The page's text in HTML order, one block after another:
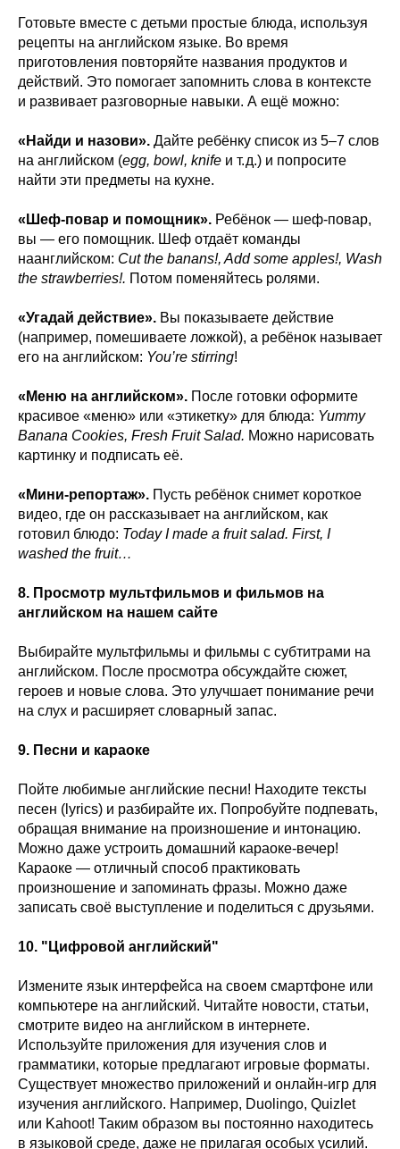
Готовьте вместе с детьми простые блюда, используя
рецепты на английском языке. Во время
приготовления повторяйте названия продуктов и
действий. Это помогает запомнить слова в контексте
и развивает разговорные навыки. А ещё можно:
«Найди и назови». Дайте ребёнку список из 5–7 слов
на английском (egg, bowl, knife и т. д.) и попросите
найти эти предметы на кухне.
«Шеф‑повар и помощник». Ребёнок — шеф‑повар,
вы — его помощник. Шеф отдаёт команды
наанглийском: Cut the banans!, Add some apples!, Wash
the strawberries!. Потом поменяйтесь ролями.
«Угадай действие». Вы показываете действие
(например, помешиваете ложкой), а ребёнок называет
его на английском: You’re stirring!
«Меню на английском». После готовки оформите
красивое «меню» или «этикетку» для блюда: Yummy
Banana Cookies, Fresh Fruit Salad. Можно нарисовать
картинку и подписать её.
«Мини‑репортаж». Пусть ребёнок снимет короткое
видео, где он рассказывает на английском, как
готовил блюдо: Today I made a fruit salad. First, I
washed the fruit…
8. Просмотр мультфильмов и фильмов на
английском на нашем сайте
Выбирайте мультфильмы и фильмы с субтитрами на
английском. После просмотра обсуждайте сюжет,
героев и новые слова. Это улучшает понимание речи
на слух и расширяет словарный запас.
9. Песни и караоке
Пойте любимые английские песни! Находите тексты
песен (lyrics) и разбирайте их. Попробуйте подпевать,
обращая внимание на произношение и интонацию.
Можно даже устроить домашний караоке-вечер!
Караоке — отличный способ практиковать
произношение и запоминать фразы. Можно даже
записать своё выступление и поделиться с друзьями.
10. "Цифровой английский"
Измените язык интерфейса на своем смартфоне или
компьютере на английский. Читайте новости, статьи,
смотрите видео на английском в интернете.
Используйте приложения для изучения слов и
грамматики, которые предлагают игровые форматы.
Существует множество приложений и онлайн-игр для
изучения английского. Например, Duolingo, Quizlet
или Kahoot! Таким образом вы постоянно находитесь
в языковой среде, даже не прилагая особых усилий.